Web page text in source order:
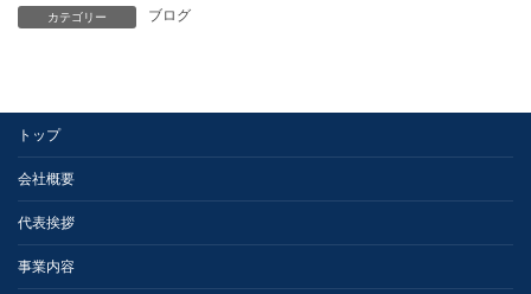
カテゴリー ブログ
トップ
会社概要
代表挨拶
事業内容